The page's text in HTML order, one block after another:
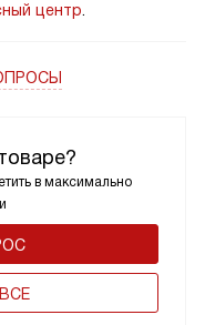
в максимально
центр.